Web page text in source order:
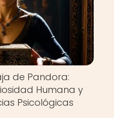
de Pandora:
Humana y
Psicológicas